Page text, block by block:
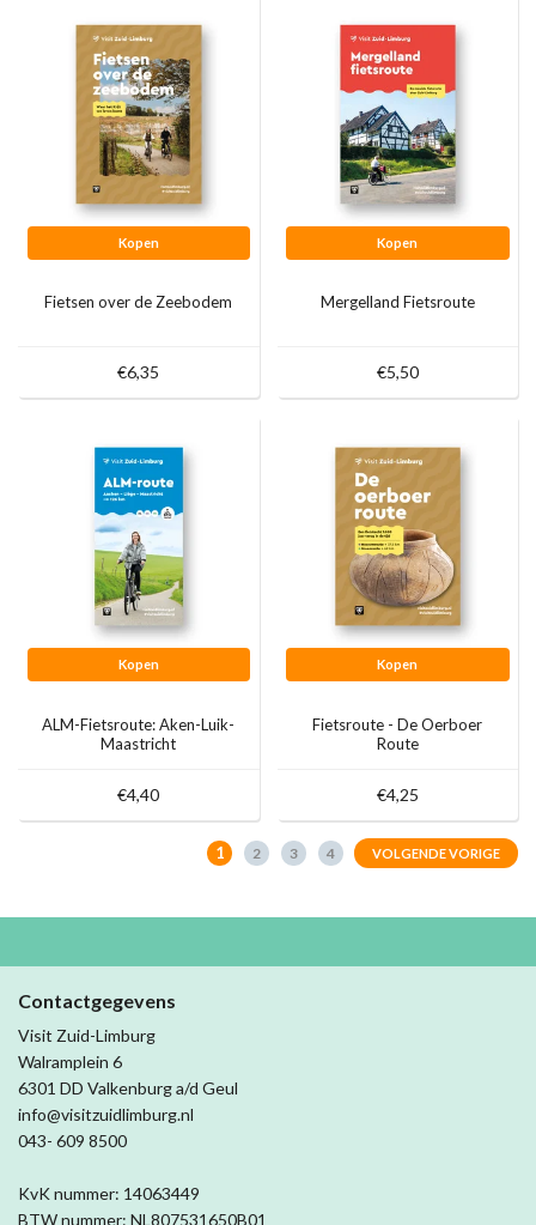
Kopen
Fietsen over de Zeebodem
€6,35
Kopen
Mergelland Fietsroute
€5,50
Kopen
ALM-Fietsroute: Aken-Luik-
Maastricht
€4,40
Kopen
Fietsroute - De Oerboer
Route
€4,25
1 2 3 4 VOLGENDE VORIGE
Contactgegevens
Visit Zuid-Limburg
Walramplein 6
6301 DD Valkenburg a/d Geul
info@visitzuidlimburg.nl
043- 609 8500
KvK nummer: 14063449
BTW nummer: NL807531650B01